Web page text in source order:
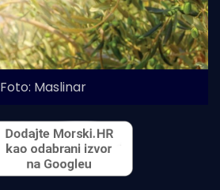
Foto: Maslinar